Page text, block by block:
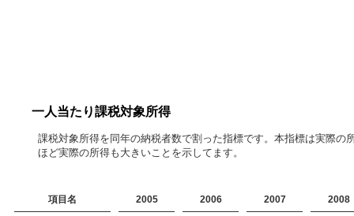
一人当たり課税対象所得
課税対象所得を同年の納税者数で割った指標です。本指標は実際
ほど実際の所得も大きいことを示してます。
項目名 2005 2006 2007 2008